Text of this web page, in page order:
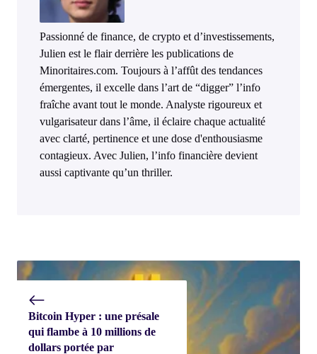
Passionné de finance, de crypto et d’investissements,
Julien est le flair derrière les publications de
Minoritaires.com. Toujours à l’affût des tendances
émergentes, il excelle dans l’art de “digger” l’info
fraîche avant tout le monde. Analyste rigoureux et
vulgarisateur dans l’âme, il éclaire chaque actualité
avec clarté, pertinence et une dose d'enthousiasme
contagieux. Avec Julien, l’info financière devient
aussi captivante qu’un thriller.
Bitcoin Hyper : une présale
qui flambe à 10 millions de
dollars portée par